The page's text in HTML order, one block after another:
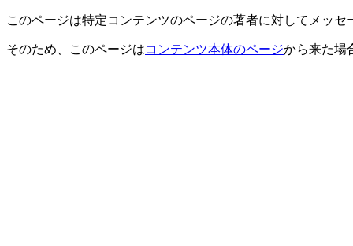
このページは特定コンテンツのページの著者に対してメッ
そのため、このページはコンテンツ本体のページから来た場